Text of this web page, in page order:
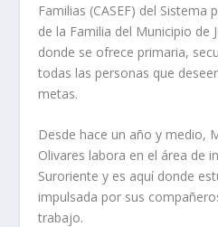
Familias (CASEF) del
de la Familia del Municipio de
donde se ofrece primaria,
todas las personas que
metas.
Desde hace un año y medio,
Olivares labora en el área de
Suroriente y es aquí donde
impulsada por sus
trabajo.